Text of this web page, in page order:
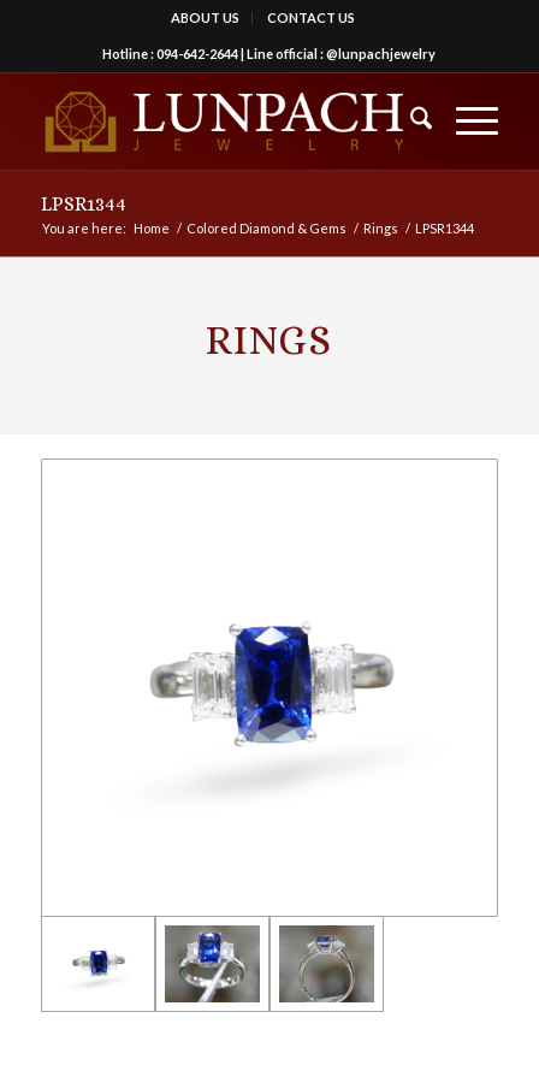
ABOUT US CONTACT US
Hotline :094-642-2644| Line official :@lunpachjewelry
LPSR1344
You are here: Home / Colored Diamond & Gems / Rings / LPSR1344
RINGS